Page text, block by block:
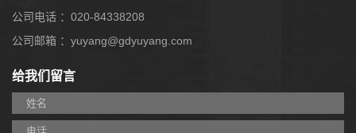
公司电话 ：020-84338208
公司邮箱 ：yuyang@gdyuyang.com
给我们留言